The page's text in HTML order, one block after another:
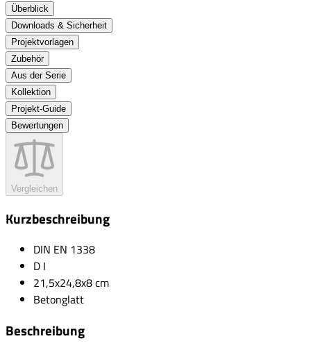
Überblick
Downloads & Sicherheit
Projektvorlagen
Zubehör
Aus der Serie
Kollektion
Projekt-Guide
Bewertungen
Vergleichen
Kurzbeschreibung
DIN EN 1338
D I
21,5x24,8x8 cm
Betonglatt
Beschreibung